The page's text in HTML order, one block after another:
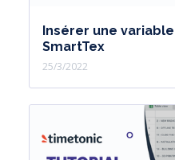
Insérer une
SmartTex
25/3/2022